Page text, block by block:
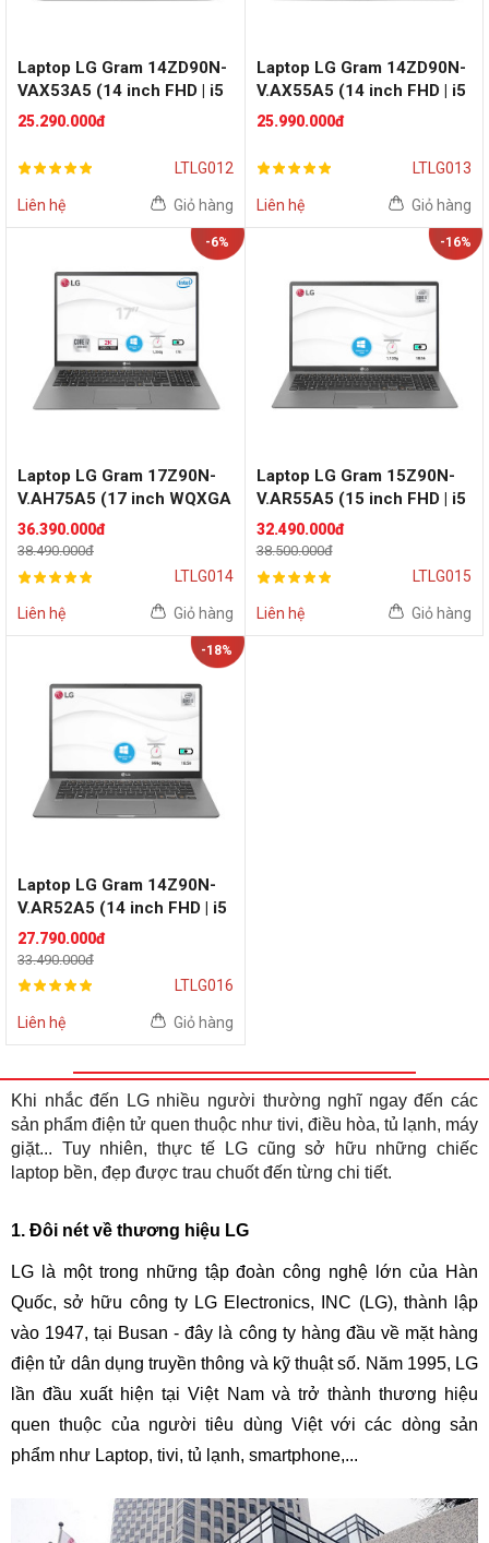
Laptop LG Gram 14ZD90N-
VAX53A5 (14 inch FHD | i5
1035G7 | RAM 8GB | SSD
25.290.000đ
LTLG012
Liên hệ Giỏ hàng
Laptop LG Gram 14ZD90N-
V.AX55A5 (14 inch FHD | i5
1035G7 | RAM 8GB | SSD
25.990.000đ
LTLG013
Liên hệ Giỏ hàng
-6%
Laptop LG Gram 17Z90N-
V.AH75A5 (17 inch WQXGA
| i7 1065G7 | RAM 8GB |
SSD 512GB | Grey Silver)
36.390.000đ
38.490.000đ
LTLG014
Liên hệ Giỏ hàng
-16%
Laptop LG Gram 15Z90N-
V.AR55A5 (15 inch FHD | i5
1035G7 | RAM 8GB | SSD
512GB | Grey Silver)
32.490.000đ
38.500.000đ
LTLG015
Liên hệ Giỏ hàng
-18%
Laptop LG Gram 14Z90N-
V.AR52A5 (14 inch FHD | i5
1035G7 | RAM 8GB | SSD
256GB | Grey Silver)
27.790.000đ
33.490.000đ
LTLG016
Liên hệ Giỏ hàng
Khi nhắc đến LG nhiều người thường nghĩ ngay đến các
sản phẩm điện tử quen thuộc như tivi, điều hòa, tủ lạnh, máy
giặt... Tuy nhiên, thực tế LG cũng sở hữu những chiếc
laptop bền, đẹp được trau chuốt đến từng chi tiết.
1. Đôi nét về thương hiệu LG
LG là một trong những tập đoàn công nghệ lớn của Hàn
Quốc, sở hữu công ty LG Electronics, INC (LG), thành lập
vào 1947, tại Busan - đây là công ty hàng đầu về mặt hàng
điện tử dân dụng truyền thông và kỹ thuật số. Năm 1995, LG
lần đầu xuất hiện tại Việt Nam và trở thành thương hiệu
quen thuộc của người tiêu dùng Việt với các dòng sản
phẩm như Laptop, tivi, tủ lạnh, smartphone,...